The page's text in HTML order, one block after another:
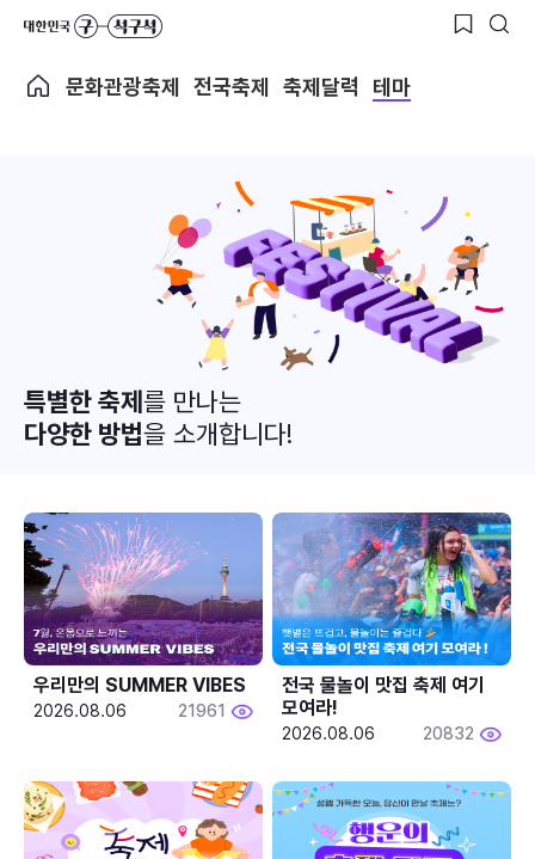
문화관광축제 전국축제 축제달력 테마
특별한 축제를 만나는
다양한 방법을 소개합니다!
우리만의 SUMMER VIBES
2026.08.06 21961
전국 물놀이 맛집 축제 여기
모여라!
2026.08.06 20832